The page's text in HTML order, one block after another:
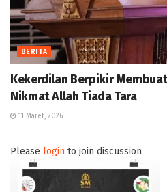
BERITA
Kekerdilan Berpikir
Nikmat Allah Tiada Tara
11 Maret, 2026
Please login to join discussion